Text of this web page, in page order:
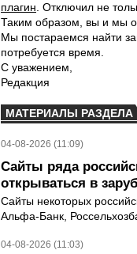
плагин . Отключил не
Таким образом, вы и мы
Мы постараемся найти
потребуется время.
С уважением,
Редакция
МАТЕРИАЛЫ РАЗДЕЛА
04-08-2026 (11:09)
Сайты ряда
открываться в
Сайты некоторых
Альфа-Банк,
04-08-2026 (11:03)